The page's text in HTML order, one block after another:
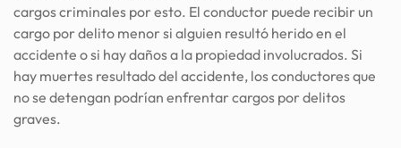
cargos criminales por esto. El conductor puede recibir un
cargo por delito menor si alguien resultó herido en el
accidente o si hay daños a la propiedad involucrados. Si
hay muertes resultado del accidente, los conductores que
no se detengan podrían enfrentar cargos por delitos
graves.